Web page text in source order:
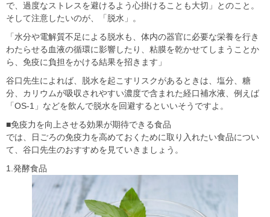
で、過度なストレスを避けるよう心掛けることも大切」とのこと。
そして注意したいのが、「脱水」。
「水分や電解質不足による脱水も、体内の器官に必要な栄養を行き
わたらせる血液の循環に影響したり、粘膜を乾かせてしまうことか
ら、免疫に負担をかける結果を招きます」
谷口先生によれば、脱水を起こすリスクがあるときは、塩分、糖
分、カリウムが吸収されやすい濃度で含まれた経口補水液、例えば
「OS-1」などを飲んで脱水を回避するといいそうですよ。
■免疫力を向上させる効果が期待できる食品
では、日ごろの免疫力を高めておくために取り入れたい食品につい
て、谷口先生のおすすめを見ていきましょう。
1.発酵食品